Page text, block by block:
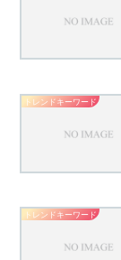
トレンドキーワード
トレンドキーワード